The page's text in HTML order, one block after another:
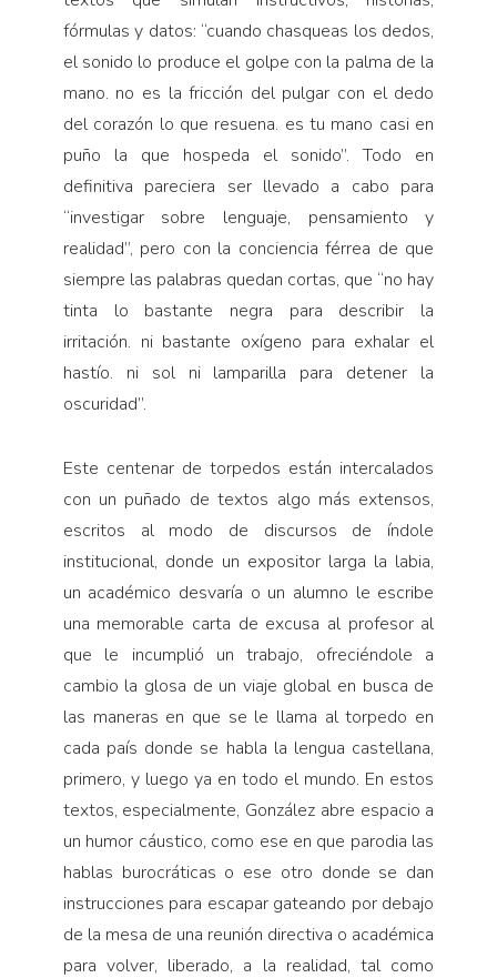
fórmulas y datos: “cuando chasqueas los dedos,
el sonido lo produce el golpe con la palma de la
mano. no es la fricción del pulgar con el dedo
del corazón lo que resuena. es tu mano casi en
puño la que hospeda el sonido”. Todo en
definitiva pareciera ser llevado a cabo para
“investigar sobre lenguaje, pensamiento y
realidad”, pero con la conciencia férrea de que
siempre las palabras quedan cortas, que “no hay
tinta lo bastante negra para describir la
irritación. ni bastante oxígeno para exhalar el
hastío. ni sol ni lamparilla para detener la
oscuridad”.
Este centenar de torpedos están intercalados
con un puñado de textos algo más extensos,
escritos al modo de discursos de índole
institucional, donde un expositor larga la labia,
un académico desvaría o un alumno le escribe
una memorable carta de excusa al profesor al
que le incumplió un trabajo, ofreciéndole a
cambio la glosa de un viaje global en busca de
las maneras en que se le llama al torpedo en
cada país donde se habla la lengua castellana,
primero, y luego ya en todo el mundo. En estos
textos, especialmente, González abre espacio a
un humor cáustico, como ese en que parodia las
hablas burocráticas o ese otro donde se dan
instrucciones para escapar gateando por debajo
de la mesa de una reunión directiva o académica
para volver, liberado, a la realidad, tal como